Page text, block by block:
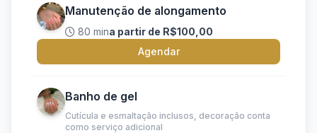
Manutenção de alongamento
80 mina partir de R$100,00
Agendar
Banho de gel
Cutícula e esmaltação inclusos, decoração conta
como serviço adicional